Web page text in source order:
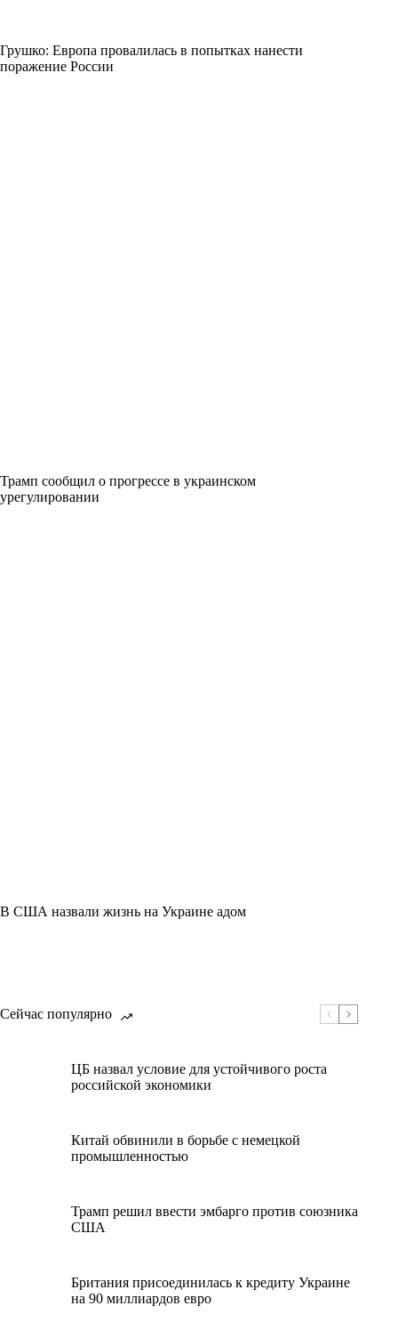
Грушко: Европа провалилась в попытках нанести
поражение России
Трамп сообщил о прогрессе в украинском
урегулировании
В США назвали жизнь на Украине адом
Сейчас популярно
ЦБ назвал условие для устойчивого роста
российской экономики
Китай обвинили в борьбе с немецкой
промышленностью
Трамп решил ввести эмбарго против союзника
США
Британия присоединилась к кредиту Украине
на 90 миллиардов евро